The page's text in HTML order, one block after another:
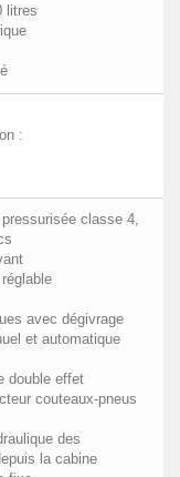
litres
:
classe 4,
avec dégivrage
et automatique
double effet
couteaux-pneus
des
la cabine